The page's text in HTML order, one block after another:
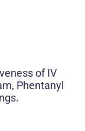
of IV
Phentanyl